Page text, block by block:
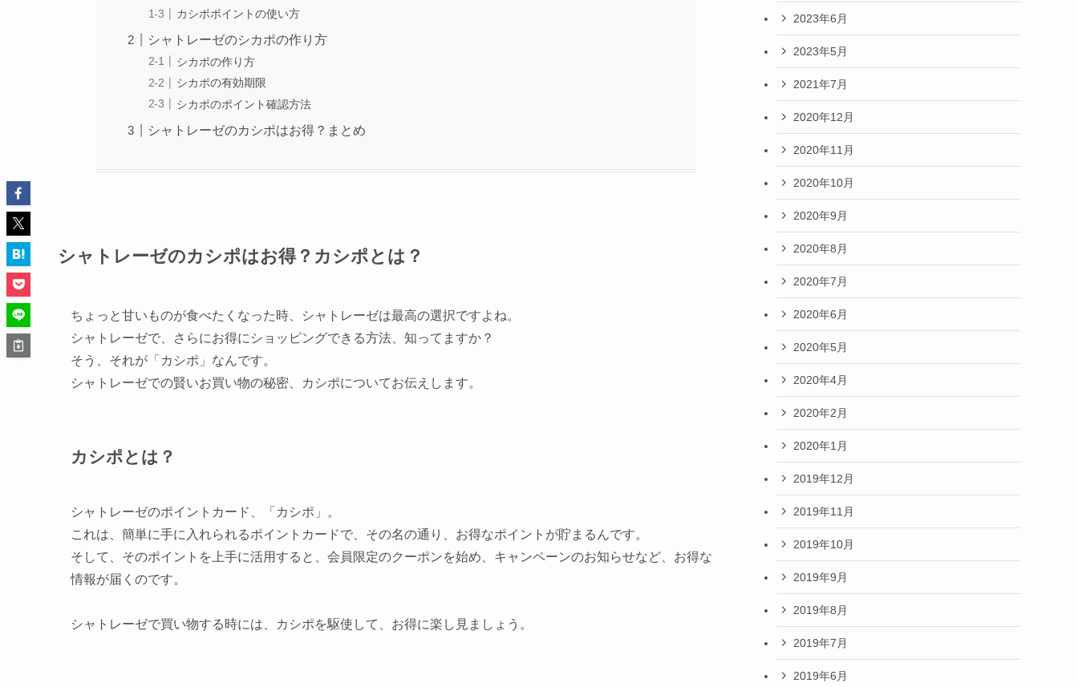
カシポポイントの使い方
シャトレーゼのシカポの作り方
シカポの作り方
シカポの有効期限
シカポのポイント確認方法
シャトレーゼのカシポはお得？まとめ
シャトレーゼのカシポはお得？カシポとは？
ちょっと甘いものが食べたくなった時、シャトレーゼは最高の選択ですよね。
シャトレーゼで、さらにお得にショッピングできる方法、知ってますか？
そう、それが「カシポ」なんです。
シャトレーゼでの賢いお買い物の秘密、カシポについてお伝えします。
カシポとは？
シャトレーゼのポイントカード、「カシポ」。
これは、簡単に手に入れられるポイントカードで、その名の通り、お得なポイントが貯まるんです。
そして、そのポイントを上手に活用すると、会員限定のクーポンを始め、キャンペーンのお知らせなど、お得な
情報が届くのです。
シャトレーゼで買い物する時には、カシポを駆使して、お得に楽し見ましょう。
2023年6月
2023年5月
2021年7月
2020年12月
2020年11月
2020年10月
2020年9月
2020年8月
2020年7月
2020年6月
2020年5月
2020年4月
2020年2月
2020年1月
2019年12月
2019年11月
2019年10月
2019年9月
2019年8月
2019年7月
2019年6月